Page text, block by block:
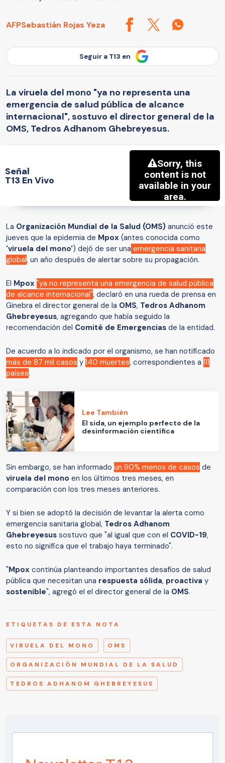
AFPSebastián Rojas Yeza
Seguir a T13 en
La viruela del mono "ya no representa una
emergencia de salud pública de alcance
internacional", sostuvo el director general de la
OMS, Tedros Adhanom Ghebreyesus.
Señal
T13 En Vivo
La Organización Mundial de la Salud (OMS) anunció este
jueves que la epidemia de Mpox (antes conocida como
'viruela del mono') dejó de ser una emergencia sanitaria
global, un año después de alertar sobre su propagación.
El Mpox "ya no representa una emergencia de salud pública
de alcance internacional", declaró en una rueda de prensa en
Ginebra el director general de la OMS, Tedros Adhanom
Ghebreyesus, agregando que había seguido la
recomendación del Comité de Emergencias de la entidad.
De acuerdo a lo indicado por el organismo, se han notificado
más de 87 mil casos y 140 muertes, correspondientes a 111
países.
Lee También
El sida, un ejemplo perfecto de la
desinformación científica
Sin embargo, se han informado un 90% menos de casos de
viruela del mono en los últimos tres meses, en
comparación con los tres meses anteriores.
Y si bien se adoptó la decisión de levantar la alerta como
emergencia sanitaria global, Tedros Adhanom
Ghebreyesus sostuvo que "al igual que con el COVID-19,
esto no significa que el trabajo haya terminado".
"Mpox continúa planteando importantes desafíos de salud
pública que necesitan una respuesta sólida, proactiva y
sostenible", agregó el el director general de la OMS.
ETIQUETAS DE ESTA NOTA
VIRUELA DEL MONO OMS
ORGANIZACIÓN MUNDIAL DE LA SALUD
TEDROS ADHANOM GHEBREYESUS